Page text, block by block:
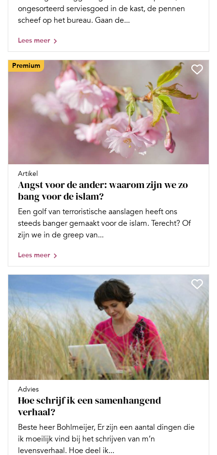
ongesorteerd serviesgoed in de kast, de pennen
scheef op het bureau. Gaan de...
Lees meer
Premium
Artikel
Angst voor de ander: waarom zijn we zo
bang voor de islam?
Een golf van terroristische aanslagen heeft ons
steeds banger gemaakt voor de islam. Terecht? Of
zijn we in de greep van...
Lees meer
Advies
Hoe schrijf ik een samenhangend
verhaal?
Beste heer Bohlmeijer, Er zijn een aantal dingen die
ik moeilijk vind bij het schrijven van m’n
levensverhaal. Hoe deel ik...